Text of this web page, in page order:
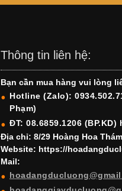
Thông tin liên hệ:
Bạn cần mua hàng vui lòng
Hotline (Zalo):
Phạm)
ĐT: 08.6859.1206 (BP.KD)
Địa chỉ: 8/29 Hoàng Hoa
Website: https://
Mail: